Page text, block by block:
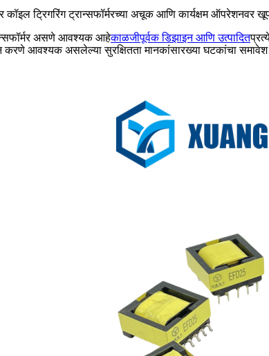
कॉइल ट्रिगरिंग ट्रान्सफॉर्मरच्या अचूक आणि कार्यक्षम
असणे आवश्यक आहेकाळजीपूर्वक डिझाइन आणि उत्पादित
करणे आवश्यक असलेल्या सुरक्षितता मानकांसारख्या घटकांचा